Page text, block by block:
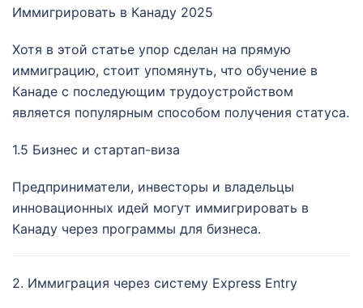
Иммигрировать в Канаду 2025
Хотя в этой статье упор сделан на прямую
иммиграцию, стоит упомянуть, что обучение в
Канаде с последующим трудоустройством
является популярным способом получения статуса.
1.5 Бизнес и стартап-виза
Предприниматели, инвесторы и владельцы
инновационных идей могут иммигрировать в
Канаду через программы для бизнеса.
2. Иммиграция через систему Express Entry